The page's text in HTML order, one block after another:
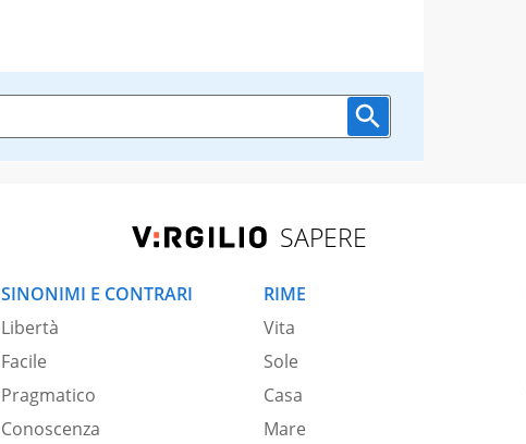
SAPERE
SINONIMI E CONTRARI
Libertà
Facile
Pragmatico
Conoscenza
RIME
Vita
Sole
Casa
Mare